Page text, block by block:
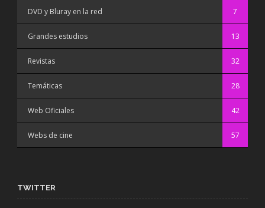
DVD y Bluray en la red 7
Grandes estudios 13
Revistas 32
Temáticas 28
Web Oficiales 42
Webs de cine 57
TWITTER